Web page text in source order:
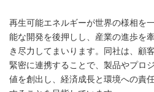
再生可能エネルギーが世界の様相を
能な開発を後押しし、産業の進歩を
き尽力してまいります。同社は、顧
緊密に連携することで、製品やプロ
値を創出し、経済成長と環境への責